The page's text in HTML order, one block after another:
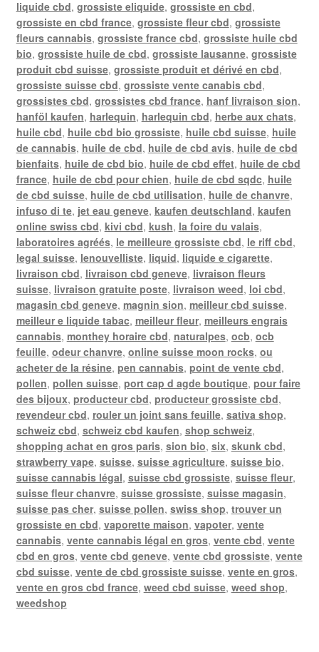
liquide cbd, grossiste eliquide, grossiste en cbd,
grossiste en cbd france, grossiste fleur cbd, grossiste
fleurs cannabis, grossiste france cbd, grossiste huile cbd
bio, grossiste huile de cbd, grossiste lausanne, grossiste
produit cbd suisse, grossiste produit et dérivé en cbd,
grossiste suisse cbd, grossiste vente canabis cbd,
grossistes cbd, grossistes cbd france, hanf livraison sion,
hanföl kaufen, harlequin, harlequin cbd, herbe aux chats,
huile cbd, huile cbd bio grossiste, huile cbd suisse, huile
de cannabis, huile de cbd, huile de cbd avis, huile de cbd
bienfaits, huile de cbd bio, huile de cbd effet, huile de cbd
france, huile de cbd pour chien, huile de cbd sqdc, huile
de cbd suisse, huile de cbd utilisation, huile de chanvre,
infuso di te, jet eau geneve, kaufen deutschland, kaufen
online swiss cbd, kivi cbd, kush, la foire du valais,
laboratoires agréés, le meilleure grossiste cbd, le riff cbd,
legal suisse, lenouvelliste, liquid, liquide e cigarette,
livraison cbd, livraison cbd geneve, livraison fleurs
suisse, livraison gratuite poste, livraison weed, loi cbd,
magasin cbd geneve, magnin sion, meilleur cbd suisse,
meilleur e liquide tabac, meilleur fleur, meilleurs engrais
cannabis, monthey horaire cbd, naturalpes, ocb, ocb
feuille, odeur chanvre, online suisse moon rocks, ou
acheter de la résine, pen cannabis, point de vente cbd,
pollen, pollen suisse, port cap d agde boutique, pour faire
des bijoux, producteur cbd, producteur grossiste cbd,
revendeur cbd, rouler un joint sans feuille, sativa shop,
schweiz cbd, schweiz cbd kaufen, shop schweiz,
shopping achat en gros paris, sion bio, six, skunk cbd,
strawberry vape, suisse, suisse agriculture, suisse bio,
suisse cannabis légal, suisse cbd grossiste, suisse fleur,
suisse fleur chanvre, suisse grossiste, suisse magasin,
suisse pas cher, suisse pollen, swiss shop, trouver un
grossiste en cbd, vaporette maison, vapoter, vente
cannabis, vente cannabis légal en gros, vente cbd, vente
cbd en gros, vente cbd geneve, vente cbd grossiste, vente
cbd suisse, vente de cbd grossiste suisse, vente en gros,
vente en gros cbd france, weed cbd suisse, weed shop,
weedshop